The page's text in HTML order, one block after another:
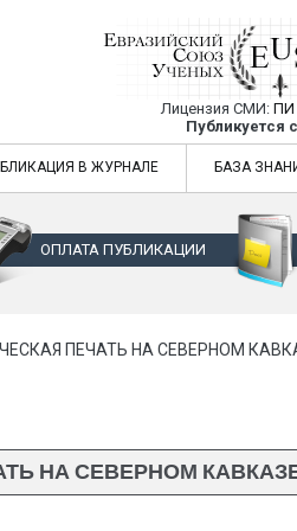
Евразийский Союз
Лицензия СМИ: ПИ
Публикуется
Евразийский Союз Ученых —
В ЖУРНАЛЕ БАЗА
ОПЛАТА ПУБЛИКАЦИИ
ПЕЧАТЬ НА СЕВЕРНОМ
НА СЕВЕРНОМ